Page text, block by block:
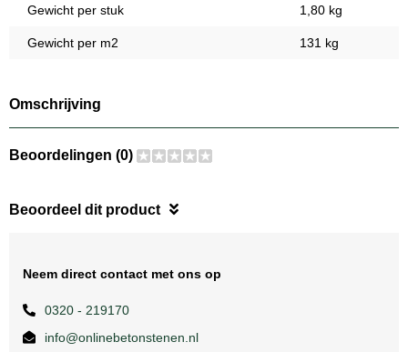
Gewicht per stuk 1,80 kg
Gewicht per m2 131 kg
Omschrijving
Beoordelingen (0)
Beoordeel dit product
Neem direct contact met ons op
0320 - 219170
info@onlinebetonstenen.nl